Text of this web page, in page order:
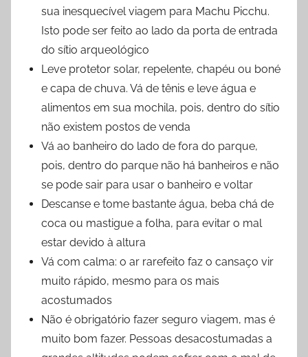
sua inesquecível viagem para Machu Picchu.
Isto pode ser feito ao lado da porta de entrada
do sítio arqueológico
Leve protetor solar, repelente, chapéu ou boné
e capa de chuva. Vá de tênis e leve água e
alimentos em sua mochila, pois, dentro do sítio
não existem postos de venda
Vá ao banheiro do lado de fora do parque,
pois, dentro do parque não há banheiros e não
se pode sair para usar o banheiro e voltar
Descanse e tome bastante água, beba chá de
coca ou mastigue a folha, para evitar o mal
estar devido à altura
Vá com calma: o ar rarefeito faz o cansaço vir
muito rápido, mesmo para os mais
acostumados
Não é obrigatório fazer seguro viagem, mas é
muito bom fazer. Pessoas desacostumadas a